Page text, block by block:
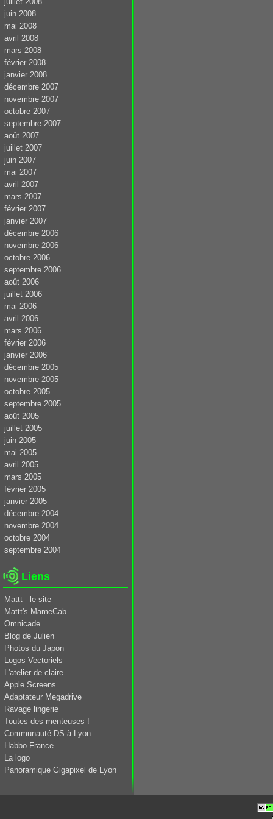
juin 2008
mai 2008
avril 2008
mars 2008
février 2008
janvier 2008
décembre 2007
novembre 2007
octobre 2007
septembre 2007
août 2007
juillet 2007
juin 2007
mai 2007
avril 2007
mars 2007
février 2007
janvier 2007
décembre 2006
novembre 2006
octobre 2006
septembre 2006
août 2006
juillet 2006
mai 2006
avril 2006
mars 2006
février 2006
janvier 2006
décembre 2005
novembre 2005
octobre 2005
septembre 2005
août 2005
juillet 2005
juin 2005
mai 2005
avril 2005
mars 2005
février 2005
janvier 2005
décembre 2004
novembre 2004
octobre 2004
septembre 2004
Liens
Mattt - le site
Mattt's MameCab
Omnicade
Blog de Julien
Photos du Japon
Logos Vectoriels
L'atelier de claire
Apple Screens
Adaptateur Megadrive
Ravage lingerie
Toutes des menteuses !
Communauté DS à Lyon
Habbo France
La logo
Panoramique Gigapixel de Lyon